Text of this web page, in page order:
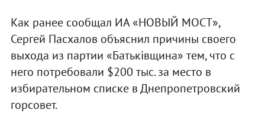
Как ранее сообщал ИА «НОВЫЙ МОСТ»,
Сергей Пасхалов объяснил причины своего
выхода из партии «Батьківщина» тем, что с
него потребовали $200 тыс. за место в
избирательном списке в Днепропетровский
горсовет.